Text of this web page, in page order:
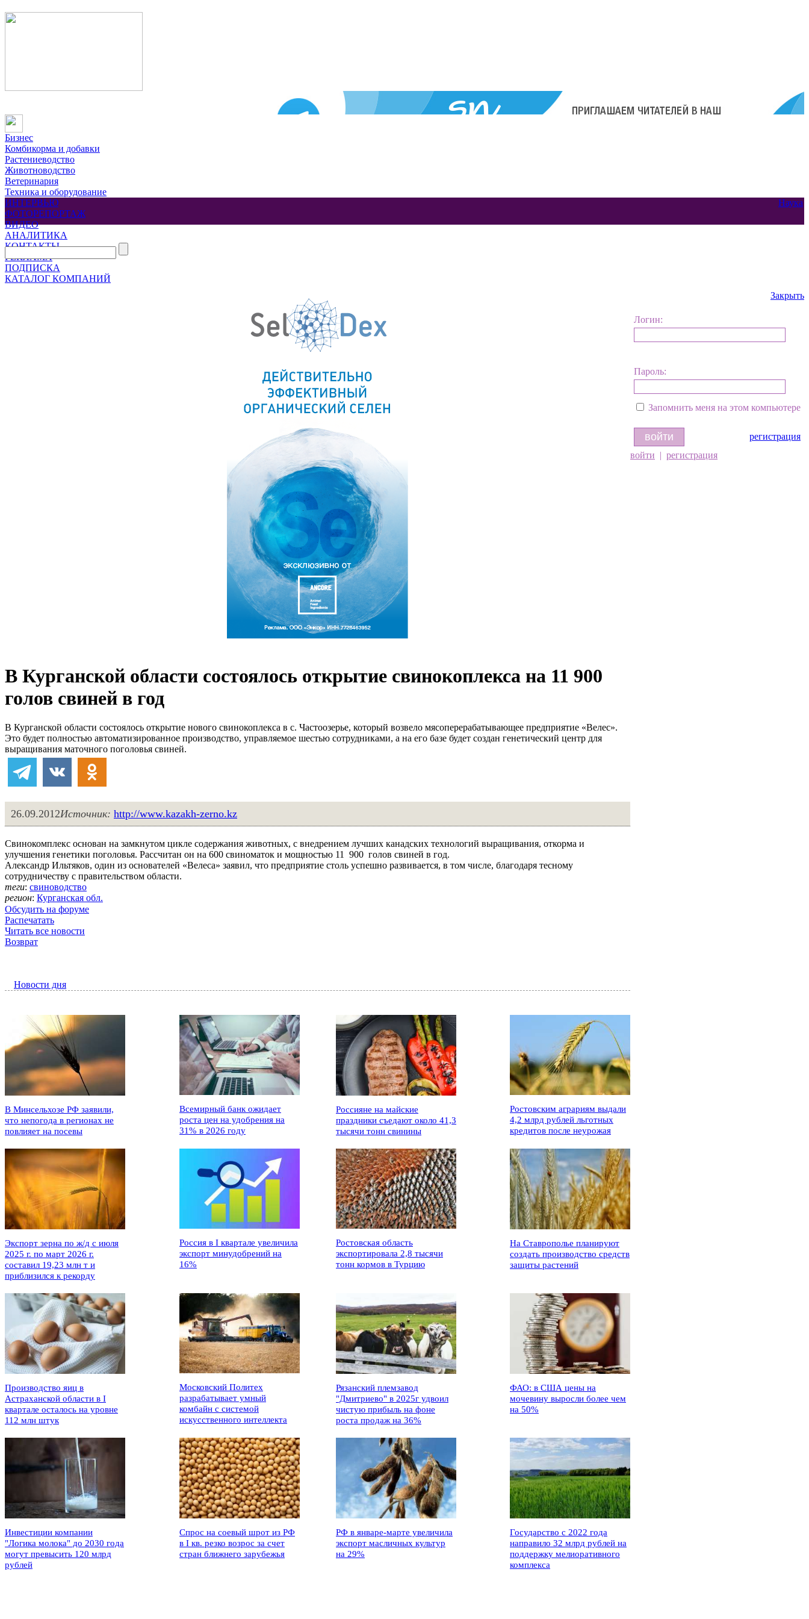
Бизнес
Комбикорма и добавки
Растениеводство
Животноводство
Ветеринария
Техника и оборудование
Наука
ИНТЕРВЬЮ
ФОТОРЕПОРТАЖ
ВИДЕО
АНАЛИТИКА
КОНТАКТЫ
РЕКЛАМА
ПОДПИСКА
КАТАЛОГ КОМПАНИЙ
Закрыть
Логин:
Пароль:
Запомнить меня на этом компьютере
регистрация
войти | регистрация
В Курганской области состоялось открытие свинокоплекса на 11 900
голов свиней в год
В Курганской области состоялось открытие нового свинокоплекса в с. Частоозерье, который возвело мясоперерабатывающее предприятие «Велес».
Это будет полностью автоматизированное производство, управляемое шестью сотрудниками, а на его базе будет создан генетический центр для
выращивания маточного поголовья свиней.
26.09.2012Источник: http://www.kazakh-zerno.kz
Свинокомплекс основан на замкнутом цикле содержания животных, с внедрением лучших канадских технологий выращивания, откорма и
улучшения генетики поголовья. Рассчитан он на 600 свиноматок и мощностью 11 900 голов свиней в год.
Александр Ильтяков, один из основателей «Велеса» заявил, что предприятие столь успешно развивается, в том числе, благодаря тесному
сотрудничеству с правительством области.
теги: свиноводство
регион: Курганская обл.
Обсудить на форуме
Распечатать
Читать все новости
Возврат
Новости дня
В Минсельхозе РФ заявили,
что непогода в регионах не
повлияет на посевы
Всемирный банк ожидает
роста цен на удобрения на
31% в 2026 году
Россияне на майские
праздники съедают около 41,3
тысячи тонн свинины
Ростовским аграриям выдали
4,2 млрд рублей льготных
кредитов после неурожая
Экспорт зерна по ж/д с июля
2025 г. по март 2026 г.
составил 19,23 млн т и
приблизился к рекорду
Россия в I квартале увеличила
экспорт минудобрений на
16%
Ростовская область
экспортировала 2,8 тысячи
тонн кормов в Турцию
На Ставрополье планируют
создать производство средств
защиты растений
Производство яиц в
Астраханской области в I
квартале осталось на уровне
112 млн штук
Московский Политех
разрабатывает умный
комбайн с системой
искусственного интеллекта
Рязанский племзавод
"Дмитриево" в 2025г удвоил
чистую прибыль на фоне
роста продаж на 36%
ФАО: в США цены на
мочевину выросли более чем
на 50%
Инвестиции компании
"Логика молока" до 2030 года
могут превысить 120 млрд
рублей
Спрос на соевый шрот из РФ
в I кв. резко возрос за счет
стран ближнего зарубежья
РФ в январе-марте увеличила
экспорт масличных культур
на 29%
Государство с 2022 года
направило 32 млрд рублей на
поддержку мелиоративного
комплекса